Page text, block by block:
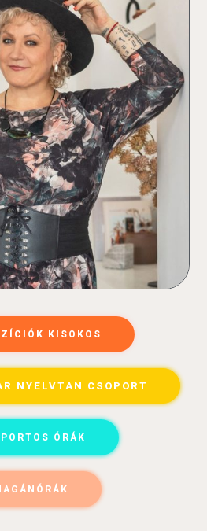
KISOKOS
NYELVTAN CSOPORT
ÓRÁK